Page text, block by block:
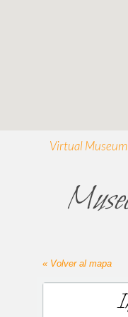
Virtual
« Volver al mapa